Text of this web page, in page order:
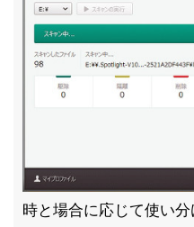
時と場合に応じて使い